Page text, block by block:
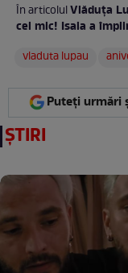
În articolulVlăduța
cel mic! Isaia a
vladuta lupau
Puteți urmări
ȘTIRI